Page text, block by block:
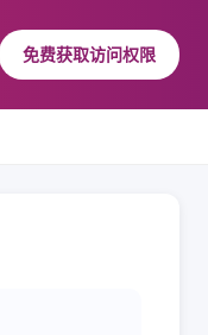
免费获取访问权限